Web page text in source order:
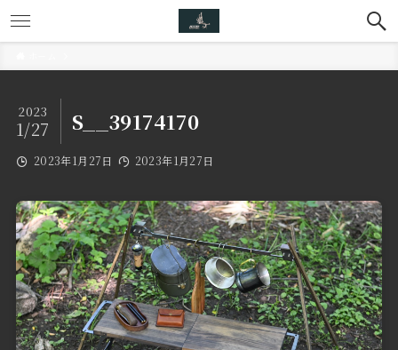
S__39174170
2023
1/27
2023年1月27日 2023年1月27日